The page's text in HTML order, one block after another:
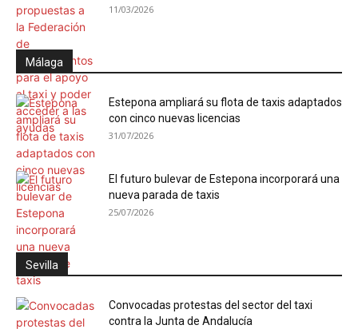
11/03/2026
Málaga
Estepona ampliará su flota de taxis adaptados
con cinco nuevas licencias
31/07/2026
El futuro bulevar de Estepona incorporará una
nueva parada de taxis
25/07/2026
Sevilla
Convocadas protestas del sector del taxi
contra la Junta de Andalucía